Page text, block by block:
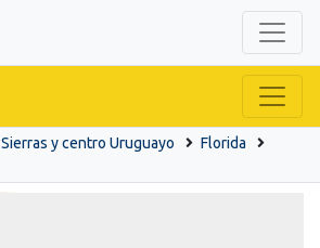
Sierras y centro Uruguayo
Florida